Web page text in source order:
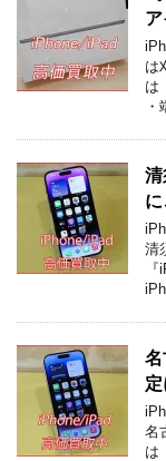
は
は
に
清
定
名
は